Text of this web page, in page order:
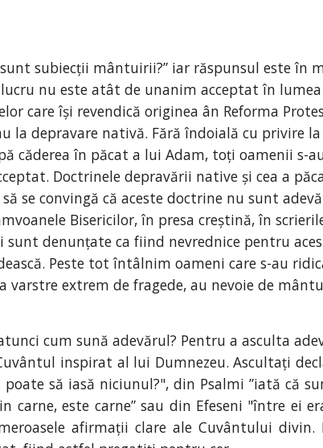
subiecții mântuirii?” iar răspunsul este în
nu este atât de unanim acceptat în
care își revendică originea ân Reforma
la depravare nativă. Fără îndoială cu privire
căderea în păcat a lui Adam, toți oamenii s-
Doctrinele depravării native și cea a
se convingă că aceste doctrine nu sunt
Bisericilor, în presa creștină, în
sunt denunțate ca fiind nevrednice pentru
Peste tot întâlnim oameni care s-au
varstre extrem de fragede, au nevoie de
cum sună adevărul? Pentru a asculta
inspirat al lui Dumnezeu. Ascultați
să iasă niciunul?", din Psalmi ”iată că
carne, este carne” sau din Efeseni "între ei
afirmații clare ale Cuvântului